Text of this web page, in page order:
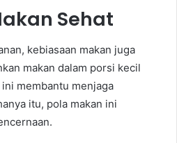
Sehat
kebiasaan makan juga
makan dalam porsi kecil
membantu menjaga
itu, pola makan ini